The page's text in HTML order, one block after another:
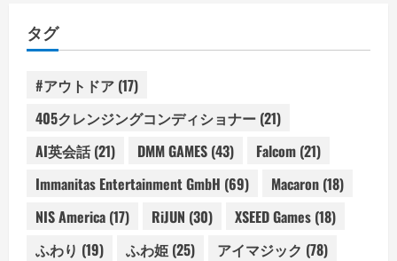
タグ
#アウトドア (17)
405クレンジングコンディショナー (21)
AI英会話(21) DMM GAMES (43) Falcom (21)
Immanitas Entertainment GmbH (69) Macaron (18)
NIS America (17) RiJUN (30) XSEED Games (18)
ふわり (19) ふわ姫 (25) アイマジック (78)